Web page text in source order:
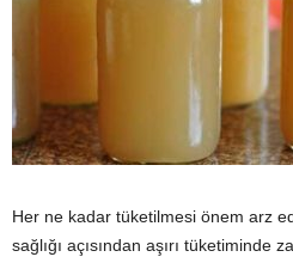
Her ne kadar tüketilmesi önem arz
sağlığı açısından aşırı